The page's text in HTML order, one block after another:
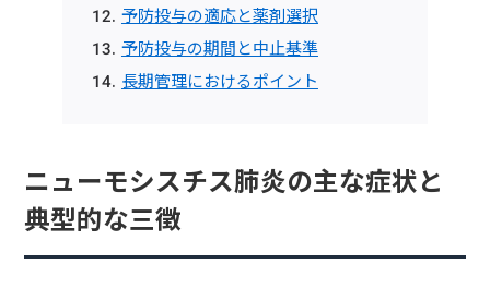
予防投与の適応と薬剤選択
予防投与の期間と中止基準
長期管理におけるポイント
ニューモシスチス肺炎の主な症状と
典型的な三徴